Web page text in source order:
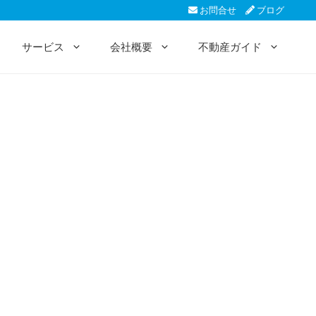
お問合せ ブログ
サービス 会社概要 不動産ガイド